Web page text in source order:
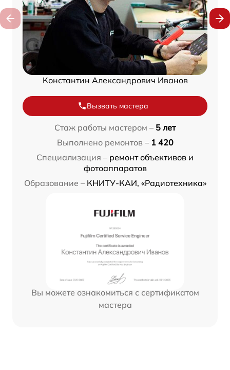
Константин Александрович Иванов
Вызвать мастера
Стаж работы мастером – 5 лет
Выполнено ремонтов – 1 420
Специализация – ремонт объективов и
фотоаппаратов
Образование – КНИТУ-КАИ, «Радиотехника»
Вы можете ознакомиться с сертификатом
мастера